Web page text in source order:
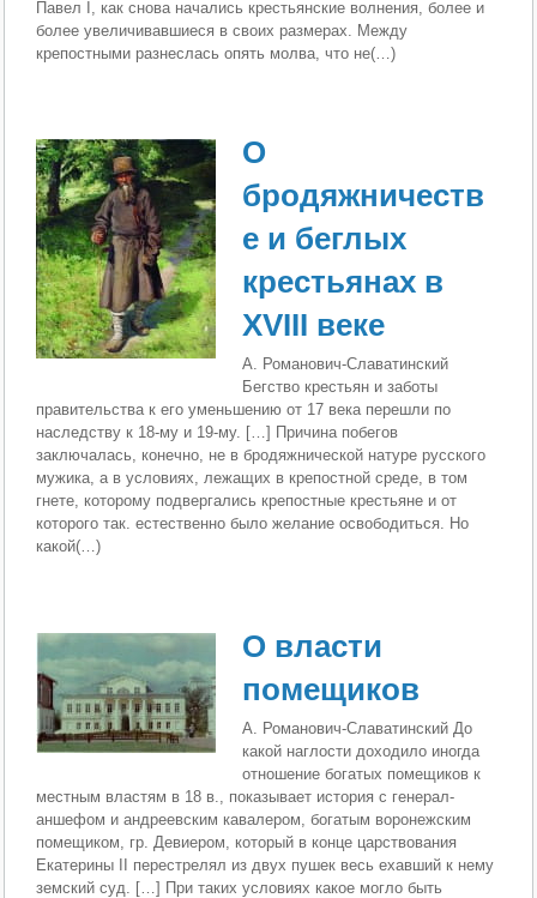
Павел I, как снова нача­лись крестьянские волнения, более и
более увеличивав­шиеся в своих размерах. Между
крепостными разнеслась опять молва, что не(…)
О
бродяжничеств
е и беглых
крестьянах в
XVIII веке
А. Романович-Славатинский
Бегство крестьян и заботы
правительства к его умень­шению от 17 века перешли по
наследству к 18-му и 19-му. […] Причина побегов
заключалась, конечно, не в бродяжнической натуре русского
мужика, а в условиях, лежащих в крепостной среде, в том
гнете, которому под­вергались крепостные крестьяне и от
которого так. ес­тественно было желание освободиться. Но
какой(…)
О власти
помещиков
А. Романович-Славатинский До
какой наглости доходило иногда
отношение бога­тых помещиков к
местным властям в 18 в., показывает история с генерал-
аншефом и андреевским кавалером, богатым воронежским
помещиком, гр. Девиером, кото­рый в конце царствования
Екатерины II перестрелял из двух пушек весь ехавший к нему
земский суд. […] При таких условиях какое могло быть